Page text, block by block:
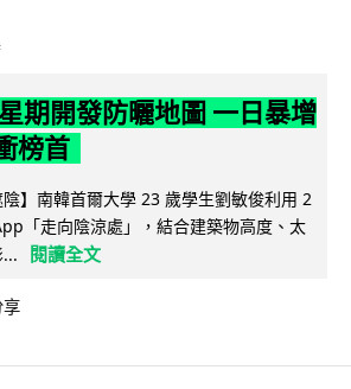
期開發防曬地圖 一日暴增
榜首
陰】南韓首爾大學 23 歲學生劉敏俊利用 2
「走向陰涼處」，結合建築物高度、太
閱讀全文